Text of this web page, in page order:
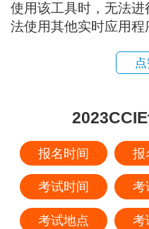
使用该工具时，无法
法使用其他实时应用程
报名时间 报
考试时间 考
考试地点 考